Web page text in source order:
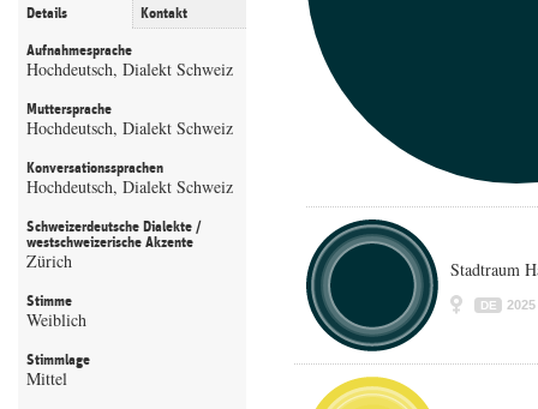
Details Kontakt
Aufnahmesprache
Hochdeutsch, Dialekt Schweiz
Muttersprache
Hochdeutsch, Dialekt Schweiz
Konversationssprachen
Hochdeutsch, Dialekt Schweiz
Schweizerdeutsche Dialekte /
westschweizerische Akzente
Zürich
Stimme
Weiblich
Stimmlage
Mittel
Stadtraum
DE 2025